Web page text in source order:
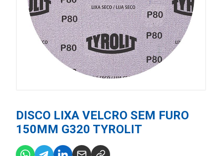
DISCO LIXA VELCRO SEM FURO
150MM G320 TYROLIT